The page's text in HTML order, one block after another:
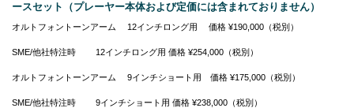
ースセット（プレーヤー本体および定価には含まれておりません）
オルトフォントーンアーム 12インチロング用 価格 ¥190,000（税別）
SME/他社特注時 12インチロング用 価格 ¥254,000（税別）
オルトフォントーンアーム 9インチショート用 価格 ¥175,000（税別）
SME/他社特注時 9インチショート用 価格 ¥238,000（税別）